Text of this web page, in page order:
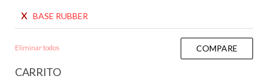
x BASE RUBBER
Eliminar todos COMPARE
CARRITO